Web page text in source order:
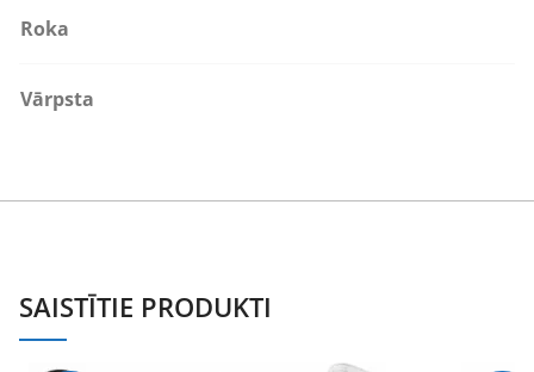
Roka
Vārpsta
SAISTĪTIE PRODUKTI